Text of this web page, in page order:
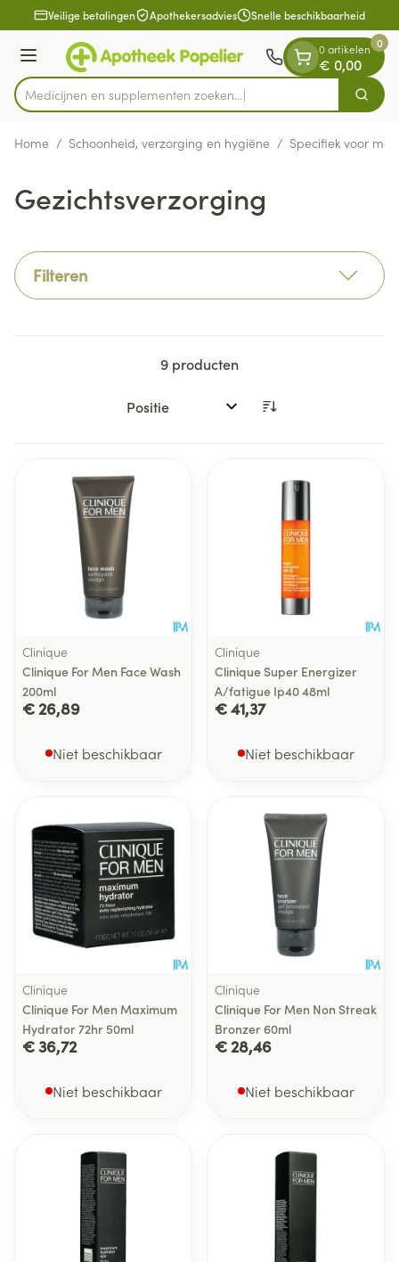
Ga naar de inhoud
1 van 1Veilige betalingen Apothekersadvies Snelle beschikbaarheid
Menu
Product, merk, categorie...
Medicijnen en supplementen zoeken... Zoek
0 artikelen
€ 0,00
0
Home / Schoonheid, verzorging en hygiëne / Specifiek voor
Gezichtsverzorging
Filteren
9 producten
Sorteer op:
Clinique
Clinique For Men Face Wash
200ml
€ 26,89
Niet beschikbaar
Clinique
Clinique Super Energizer
A/fatigue Ip40 48ml
€ 41,37
Niet beschikbaar
Clinique
Clinique For Men Maximum
Hydrator 72hr 50ml
€ 36,72
Niet beschikbaar
Clinique
Clinique For Men Non Streak
Bronzer 60ml
€ 28,46
Niet beschikbaar